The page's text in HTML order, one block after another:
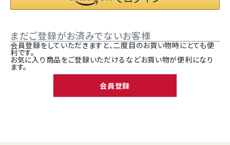
まだご登録がお済みでないお客様
会員登録をしていただきますと、二度目のお買い物時にとても便
利です。
お気に入り商品をご登録いただけるなどお買い物が便利になり
ます。
会員登録